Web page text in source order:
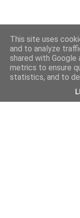
This site uses
and to analyze
shared with
metrics to ensure
statistics, and to